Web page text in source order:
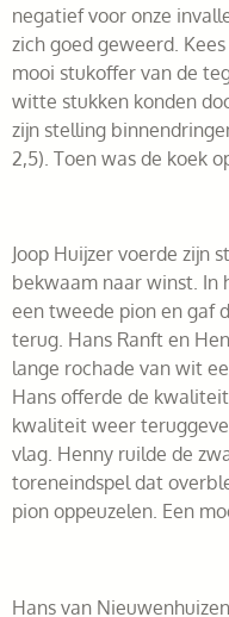
negatief voor onze
zich goed geweerd.
mooi stukoffer van de
witte stukken konden
zijn stelling
2,5). Toen was de koek
Joop Huijzer voerde zijn
bekwaam naar winst. In
een tweede pion en gaf
terug. Hans Ranft en
lange rochade van wit
Hans offerde de
kwaliteit weer
vlag. Henny ruilde de
toreneindspel dat
pion oppeuzelen. Een
Hans van Nieuwenhuizen